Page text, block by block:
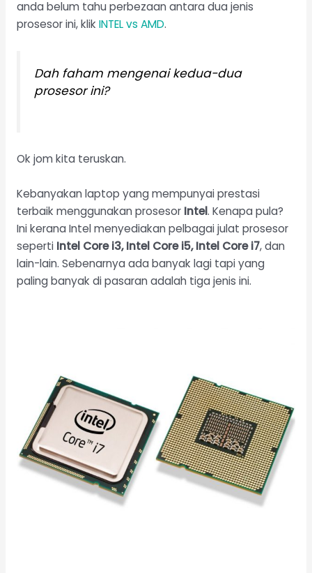
anda belum tahu perbezaan antara dua jenis
prosesor ini, klik INTEL vs AMD.
Dah faham mengenai kedua-dua
prosesor ini?
Ok jom kita teruskan.
Kebanyakan laptop yang mempunyai prestasi
terbaik menggunakan prosesor Intel. Kenapa pula?
Ini kerana Intel menyediakan pelbagai julat prosesor
seperti Intel Core i3, Intel Core i5, Intel Core i7, dan
lain-lain. Sebenarnya ada banyak lagi tapi yang
paling banyak di pasaran adalah tiga jenis ini.